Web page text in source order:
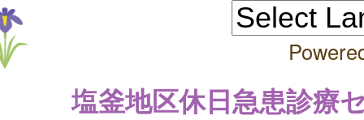
塩釜地区休日急患診療